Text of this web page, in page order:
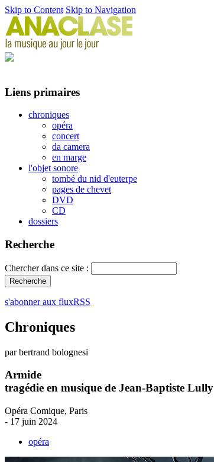
Skip to Content Skip to Navigation
Liens primaires
chroniques
opéra
concert
da camera
en marge
l'objet sonore
tombé du nid d'euterpe
pages de chevet
DVD
CD
dossiers
Recherche
Chercher dans ce site :
s'abonner aux fluxRSS
Chroniques
par bertrand bolognesi
Armide
tragédie en musique de Jean-Baptiste Lully
Opéra Comique, Paris
- 17 juin 2024
opéra